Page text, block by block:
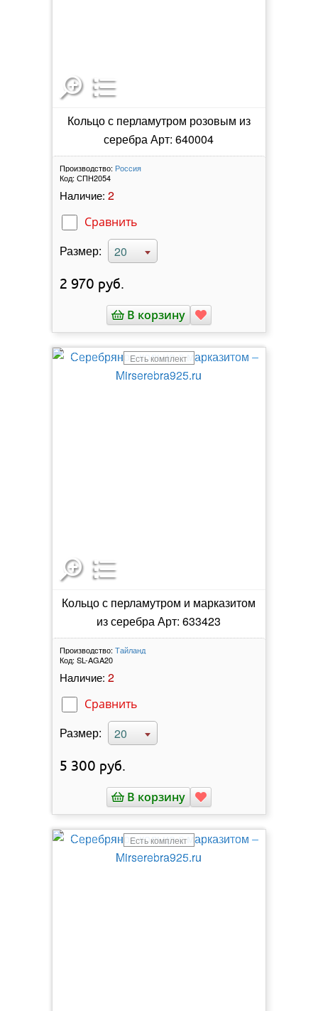
Кольцо с перламутром розовым из
серебра Арт: 640004
Производство: Россия
Код: СПН2054
Наличие: 2
Сравнить
Размер: 20
2 970 руб.
В корзину
Есть комплект
Кольцо с перламутром и марказитом
из серебра Арт: 633423
Производство: Тайланд
Код: SL-AGA20
Наличие: 2
Сравнить
Размер: 20
5 300 руб.
В корзину
Есть комплект